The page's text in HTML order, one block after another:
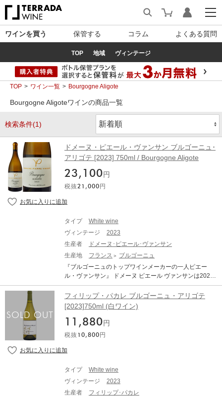
ワインを買う 保管する コラム よくある質問
TOP 地域 ヴィンテージ
TOP ワイン一覧 Bourgogne Aligote
Bourgogne Aligoteワインの商品一覧
検索条件(1)
ドメーヌ・ピエール・ヴァンサン ブルゴーニュ･
アリゴテ [2023] 750ml / Bourgogne Aligote
23,100 円
税抜21,000 円
タイプ
White wine
ヴィンテージ
2023
生産者
ドメーヌ･ピエール･ヴァンサン
生産地
フランス
ブルゴーニュ
『ブルゴーニュのトップワインメーカーの一人ピエー
ル・ヴァンサン』 ドメーヌ ピエール ヴァンサンは2023
年にオーセイ・デュレスに設立されたドメーヌです。ピ
エール・ヴァンサンはプレモーの名門、ドメーヌ・ド・
ラ・ヴージュレで2006～2016年までテクニカル ダイレ
クターを務め、在任中はIWCの赤ワイン部門の最優秀ワ
インメーカーを2度獲得しました。その後、ブルゴーニュ
白の最高峰、ドメーヌ・ルフレーヴで2017～2024年まで
総支配人を務めたブルゴーニュのトップワインメーカー
の1人です。 彼が友人2人と共にオーセイ・デュレスのド
て2023年に始めました。コート・ド・ボーヌに広がる7h
aの畑のブドウ樹は平均樹齢約60年と高い樹齢を誇りま
す。ブドウのエネルギーをワインに再現することを哲学
とし、ビオディナミで栽培。果実へ可能な限り敬意をも
フィリップ・パカレ ブルゴーニュ・アリゴテ
[2023]750ml (白ワイン)
11,880 円
税抜 10,800 円
タイプ
White wine
ヴィンテージ
2023
生産者
フィリップ･パカレ